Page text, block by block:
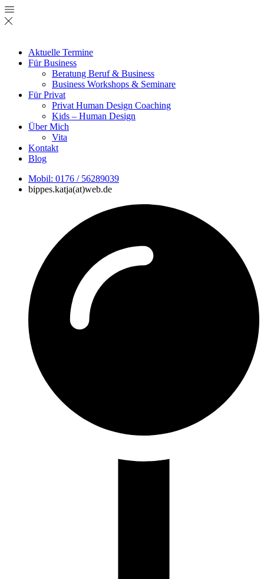
Aktuelle Termine
Für Business
Beratung Beruf & Business
Business Workshops & Seminare
Für Privat
Privat Human Design Coaching
Kids – Human Design
Über Mich
Vita
Kontakt
Blog
Mobil: 0176 / 56289039
bippes.katja(at)web.de